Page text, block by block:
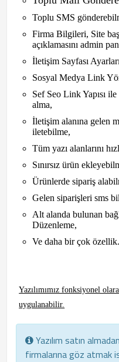
Toplu SMS
Firma Bilgileri, Site
açıklamasını admin
İletişim Sayfası
Sosyal Medya Link
Sef Seo Link Yapısı
alma,
İletişim alanına gelen
iletebilme,
Tüm yazı alanlarını
Sınırsız ürün
Ürünlerde sipariş
Gelen siparişleri sms
Alt alanda bulunan
Düzenleme,
Ve daha bir çok özellik.
Yazılımımız fonksiyonel
uygulanabilir.
Yazılım satın
firmalarına göz atmak